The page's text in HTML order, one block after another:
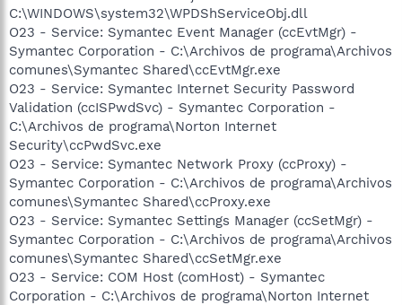
C:\WINDOWS\system32\WPDShServiceObj.dll
O23 - Service: Symantec Event Manager (ccEvtMgr) -
Symantec Corporation - C:\Archivos de programa\Archivos
comunes\Symantec Shared\ccEvtMgr.exe
O23 - Service: Symantec Internet Security Password
Validation (ccISPwdSvc) - Symantec Corporation -
C:\Archivos de programa\Norton Internet
Security\ccPwdSvc.exe
O23 - Service: Symantec Network Proxy (ccProxy) -
Symantec Corporation - C:\Archivos de programa\Archivos
comunes\Symantec Shared\ccProxy.exe
O23 - Service: Symantec Settings Manager (ccSetMgr) -
Symantec Corporation - C:\Archivos de programa\Archivos
comunes\Symantec Shared\ccSetMgr.exe
O23 - Service: COM Host (comHost) - Symantec
Corporation - C:\Archivos de programa\Norton Internet